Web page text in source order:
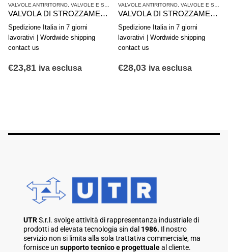
VALVOLE ANTIRITORNO VALVOLE E SISTEMI DI VALVOLE AVENTICS
VALVOLA DI STROZZAMENTO ANTIRITORNO AVENTICS SERIE CC02-AL 0821200202
Spedizione Italia in 7 giorni
lavorativi | Wordwide shipping
contact us
€23,81 iva esclusa
VALVOLE ANTIRITORNO VALVOLE E SISTEMI DI VALVOLE AVENTICS
VALVOLA DI STROZZAMENTO ANTIRITORNO AVENTICS SERIE CC04 0821200149
Spedizione Italia in 7 giorni
lavorativi | Wordwide shipping
contact us
€28,03 iva esclusa
UTRS.r.l. svolge attività di rappresentanza industriale di
prodotti ad elevata tecnologia sin dal 1986. Il nostro
servizio non si limita alla sola trattativa commerciale, ma
fornisce un supporto tecnico e progettualeal cliente.